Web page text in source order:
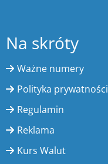
Na skróty
Ważne numery
Polityka prywatności
Regulamin
Reklama
Kurs Walut